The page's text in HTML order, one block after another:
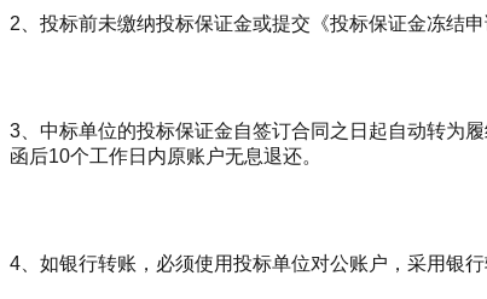
2、投标前未缴纳投标保证金或提交《投标保证金冻结申
3、中标单位的投标保证金自签订合同之日起自动转为
函后10个工作日内原账户无息退还。
4、如银行转账，必须使用投标单位对公账户，采用银